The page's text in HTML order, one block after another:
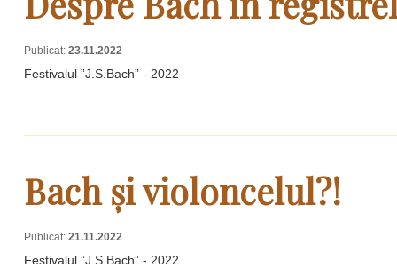
Publicat: 23.11.2022
Festivalul ”J.S.Bach” - 2022
Bach și violoncelul?!
Publicat: 21.11.2022
Festivalul ”J.S.Bach” - 2022